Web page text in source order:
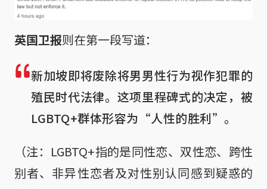
英国卫报则在第一段写道：
新加坡即将废除将男男性行为视作犯罪的
殖民时代法律。这项里程碑式的决定，被
LGBTQ+群体形容为“人性的胜利”。
（注：LGBTQ+指的是同性恋、双性恋、跨性
别者、非异性恋者及对性别认同感到疑惑的